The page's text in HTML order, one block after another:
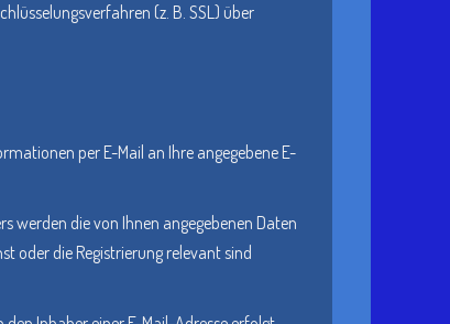
(z. B. SSL) über
per E-Mail an Ihre angegebene E-
werden die von Ihnen angegebenen Daten
oder die Registrierung relevant sind